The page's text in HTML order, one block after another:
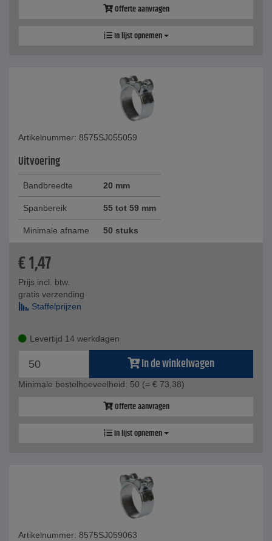
Offerte aanvragen
In lijst opnemen
Artikelnummer: 8575SJ055059
Uitvoering
Bandbreedte 20 mm
Spanbereik 55 tot 59 mm
Minimale afname 50 stuks
€1,47
Prijs incl. btw.
gratis verzending
Staffelprijzen
Levertijd 14 werkdagen
In de winkelwagen
Minimale bestelhoeveelheid: 50 (= € 73,38)
Offerte aanvragen
In lijst opnemen
Artikelnummer: 8575SJ059063